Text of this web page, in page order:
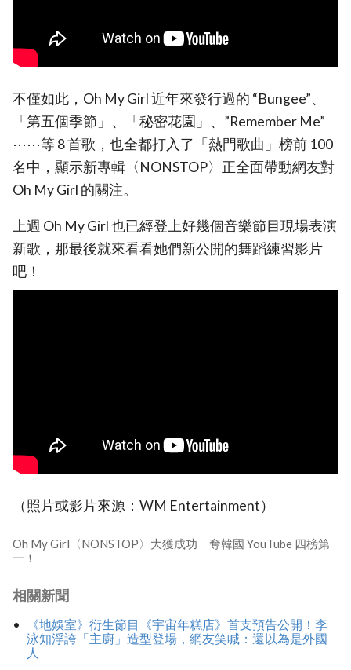
不僅如此，Oh My Girl 近年來發行過的 “Bungee”、
「第五個季節」、「秘密花園」、”Remember Me”
⋯⋯等 8 首歌，也全都打入了「熱門歌曲」榜前 100
名中，顯示新專輯〈NONSTOP〉正全面帶動網友對
Oh My Girl 的關注。
上週 Oh My Girl 也已經登上好幾個音樂節目現場表演
新歌，那最後就來看看她們新公開的舞蹈練習影片
吧！
（照片或影片來源：WM Entertainment）
Oh My Girl〈NONSTOP〉大獲成功 奪韓國 YouTube 四榜第
一！
相關新聞
《地娛室》衍生節目《宇宙年糕店》首支預告公開！李
泳知浮誇「主廚」造型登場，網友笑喊：還以為是外國
人